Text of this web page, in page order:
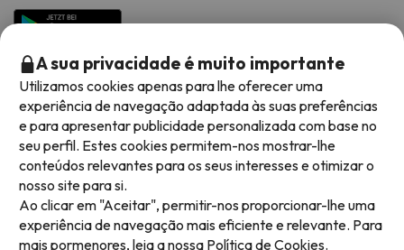
Métodos de pagamento disponíveis
A sua privacidade é muito importante
Utilizamos cookies apenas para lhe oferecer uma
experiência de navegação adaptada às suas preferências
e para apresentar publicidade personalizada com base no
seu perfil. Estes cookies permitem-nos mostrar-lhe
conteúdos relevantes para os seus interesses e otimizar o
nosso site para si.
Ao clicar em "Aceitar", permitir-nos proporcionar-lhe uma
experiência de navegação mais eficiente e relevante. Para
mais pormenores, leia a nossa Política de Cookies.